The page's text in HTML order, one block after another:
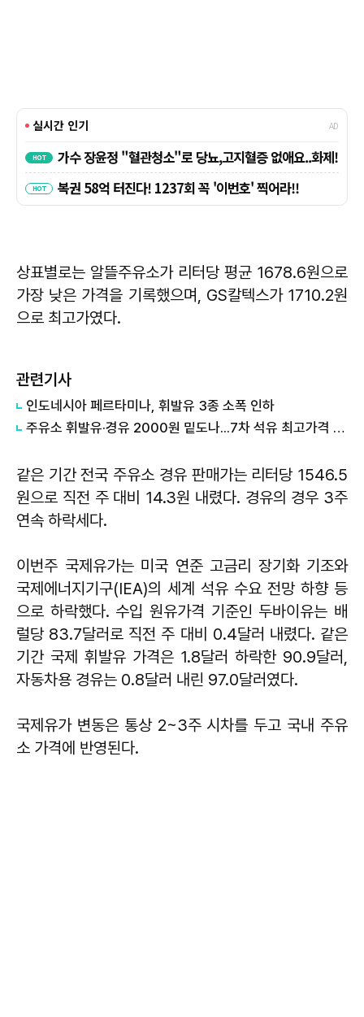
상표별로는 알뜰주유소가 리터당 평균 1678.6원으로
가장 낮은 가격을 기록했으며, GS칼텍스가 1710.2원
으로 최고가였다.
관련기사
인도네시아 페르타미나, 휘발유 3종 소폭 인하
주유소 휘발유·경유 2000원 밑도나...7차 석유 최고가격 150원 인하
같은 기간 전국 주유소 경유 판매가는 리터당 1546.5
원으로 직전 주 대비 14.3원 내렸다. 경유의 경우 3주
연속 하락세다.
이번주 국제유가는 미국 연준 고금리 장기화 기조와
국제에너지기구(IEA)의 세계 석유 수요 전망 하향 등
으로 하락했다. 수입 원유가격 기준인 두바이유는 배
럴당 83.7달러로 직전 주 대비 0.4달러 내렸다. 같은
기간 국제 휘발유 가격은 1.8달러 하락한 90.9달러,
자동차용 경유는 0.8달러 내린 97.0달러였다.
국제유가 변동은 통상 2~3주 시차를 두고 국내 주유
소 가격에 반영된다.